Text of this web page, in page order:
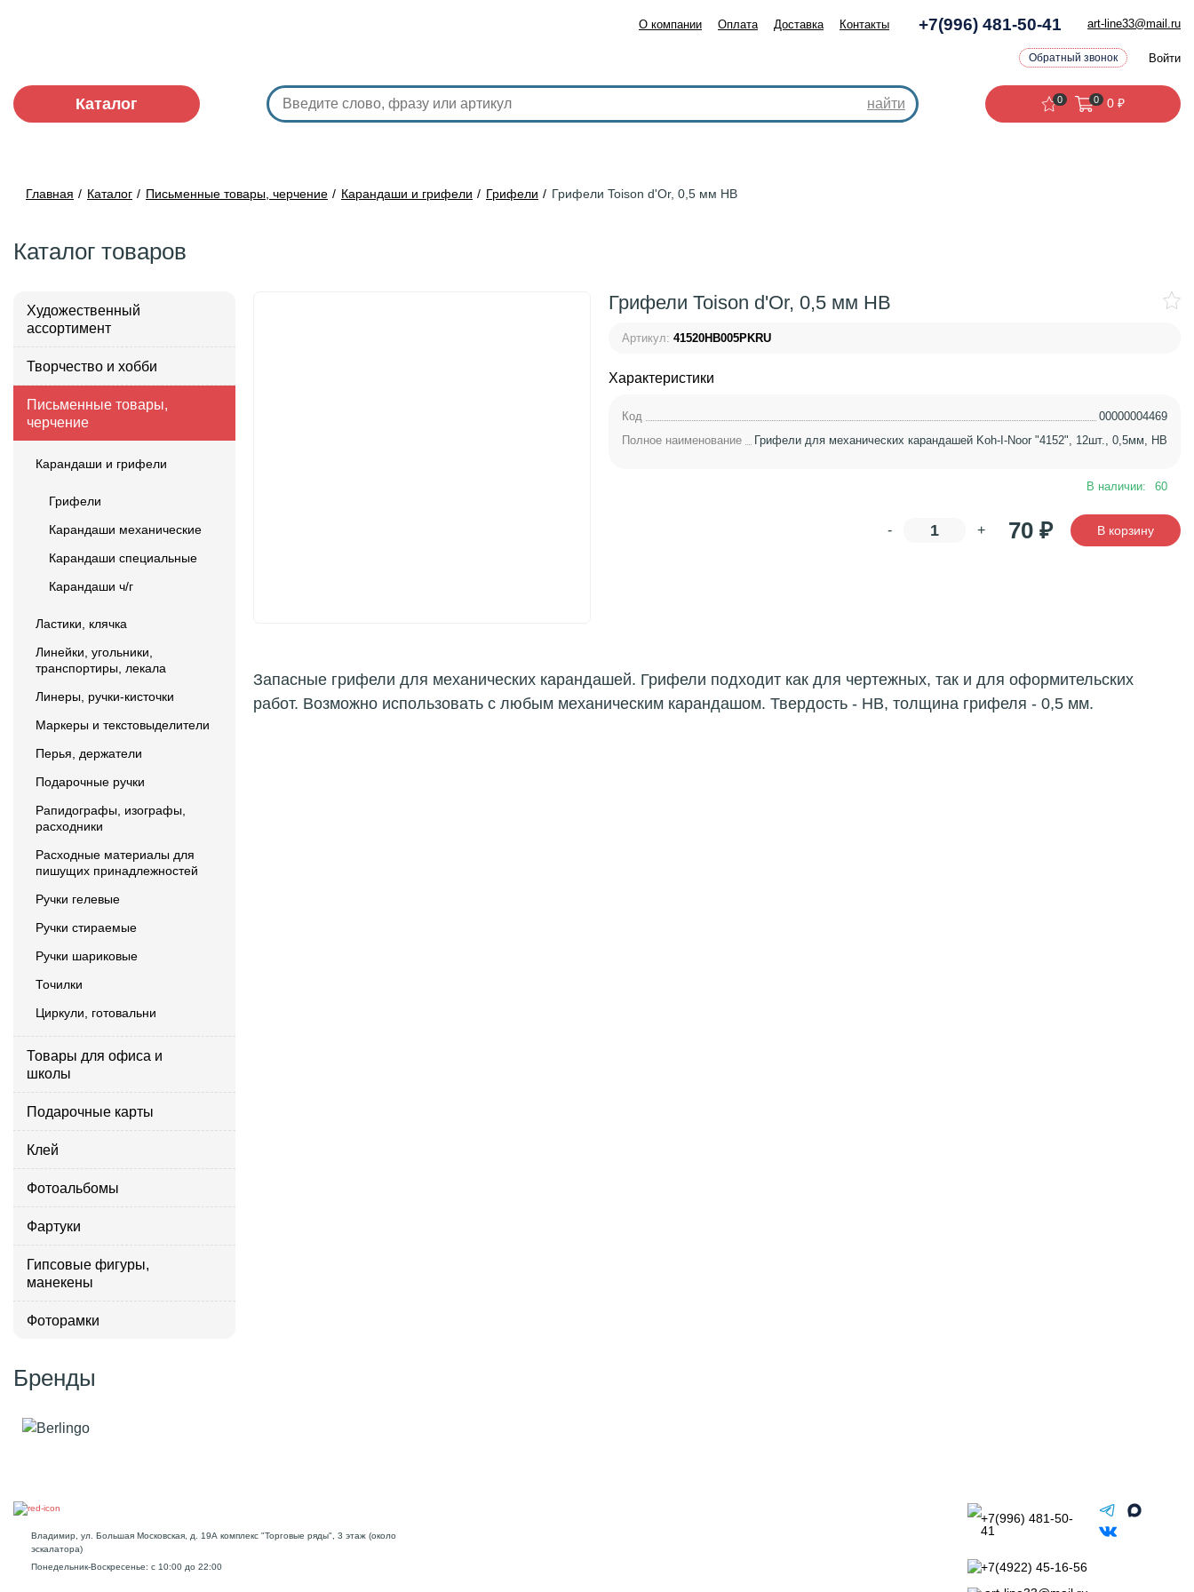
О компании Оплата Доставка Контакты +7(996) 481-50-41 art-line33@mail.ru
Обратный звонок Войти
Каталог найти 0 0 0 ₽
Главная Каталог Письменные товары, черчение Карандаши и грифели Грифели Грифели Toison d'Or, 0,5 мм HB
Каталог товаров
Художественный
ассортимент
Творчество и хобби
Письменные товары,
черчение
Карандаши и грифели
Грифели
Карандаши механические
Карандаши специальные
Карандаши ч/г
Ластики, клячка
Линейки, угольники,
транспортиры, лекала
Линеры, ручки-кисточки
Маркеры и текстовыделители
Перья, держатели
Подарочные ручки
Рапидографы, изографы,
расходники
Расходные материалы для
пишущих принадлежностей
Ручки гелевые
Ручки стираемые
Ручки шариковые
Точилки
Циркули, готовальни
Товары для офиса и
школы
Подарочные карты
Клей
Фотоальбомы
Фартуки
Гипсовые фигуры,
манекены
Фоторамки
Грифели Toison d'Or, 0,5 мм HB
Артикул: 41520HB005PKRU
Характеристики
Код
00000004469
Полное наименование
Грифели для механических карандашей Koh-I-Noor "4152", 12шт., 0,5мм, HB
В наличии: 60
- + 70 ₽ В корзину
Запасные грифели для механических карандашей. Грифели подходит как для чертежных, так и для оформительских
работ. Возможно использовать с любым механическим карандашом. Твердость - HB, толщина грифеля - 0,5 мм.
Бренды
Владимир, ул. Большая Московская, д. 19А комплекс "Торговые ряды", 3 этаж (около
эскалатора)
Понедельник-Воскресенье: с 10:00 до 22:00
+7(996) 481-50-
41
+7(4922) 45-16-56